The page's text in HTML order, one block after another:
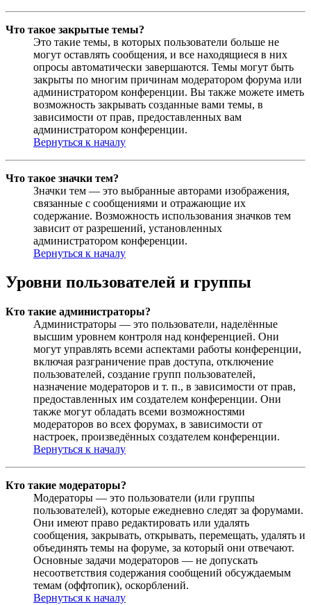
Что такое закрытые темы?
Это такие темы, в которых пользователи больше не
могут оставлять сообщения, и все находящиеся в них
опросы автоматически завершаются. Темы могут быть
закрыты по многим причинам модератором форума или
администратором конференции. Вы также можете иметь
возможность закрывать созданные вами темы, в
зависимости от прав, предоставленных вам
администратором конференции.
Вернуться к началу
Что такое значки тем?
Значки тем — это выбранные авторами изображения,
связанные с сообщениями и отражающие их
содержание. Возможность использования значков тем
зависит от разрешений, установленных
администратором конференции.
Вернуться к началу
Уровни пользователей и группы
Кто такие администраторы?
Администраторы — это пользователи, наделённые
высшим уровнем контроля над конференцией. Они
могут управлять всеми аспектами работы конференции,
включая разграничение прав доступа, отключение
пользователей, создание групп пользователей,
назначение модераторов и т. п., в зависимости от прав,
предоставленных им создателем конференции. Они
также могут обладать всеми возможностями
модераторов во всех форумах, в зависимости от
настроек, произведённых создателем конференции.
Вернуться к началу
Кто такие модераторы?
Модераторы — это пользователи (или группы
пользователей), которые ежедневно следят за форумами.
Они имеют право редактировать или удалять
сообщения, закрывать, открывать, перемещать, удалять и
объединять темы на форуме, за который они отвечают.
Основные задачи модераторов — не допускать
несоответствия содержания сообщений обсуждаемым
темам (оффтопик), оскорблений.
Вернуться к началу